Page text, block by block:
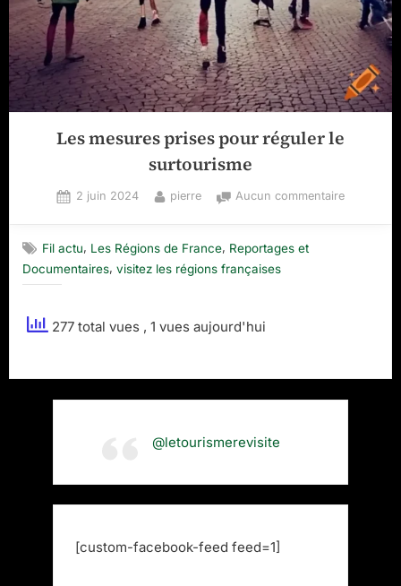
Les mesures prises pour réguler le
surtourisme
Posted
2 juin 2024 By
pierre Aucun commentairesur
Fil actu, Les Régions de France, Reportages et
Documentaires, visitez les régions françaises
277 total vues , 1 vues aujourd'hui
@letourismerevisite
[custom-facebook-feed feed=1]